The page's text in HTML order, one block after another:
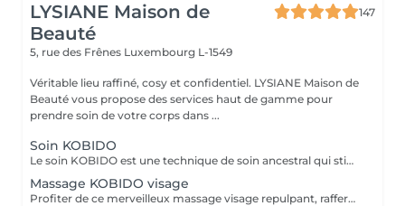
LYSIANE Maison de
Beauté
147
5, rue des Frênes Luxembourg L-1549
Véritable lieu raffiné, cosy et confidentiel. LYSIANE Maison de
Beauté vous propose des services haut de gamme pour
prendre soin de votre corps dans ...
Soin KOBIDO
Le soin KOBIDO est une technique de soin ancestral qui stimule la tonicité de la peau et ralentit le processus de vieillissement cutané. Il stimule la microcirculation sanguine, aide l'organisme à éliminer les toxines et les cellules à booster la production de collagène pour libérer le visage de ses tensions.
Massage KOBIDO visage
Profiter de ce merveilleux massage visage repulpant, raffermissant et anti-âge sans faire de nettoyage complet et vous relaxer. Ce massage peut être réalisé 1 à 2 fois par semaine. Mais au moins une fois par mois, faire le soin visage KOBIDO intégral de 1H ou 1H30 afin de nettoyer la peau en profondeur.